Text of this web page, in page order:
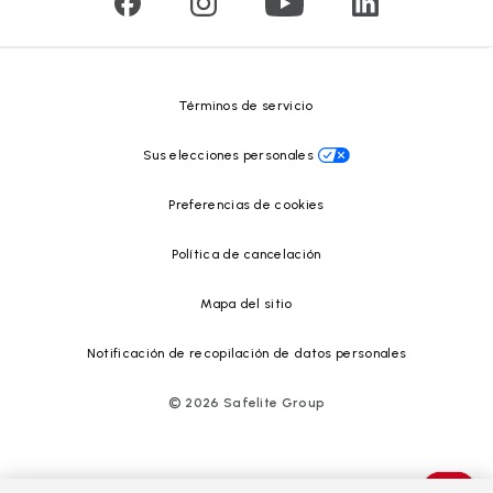
Reciclado de vidrio
Safelite Foundation
Términos de servicio
Sus elecciones personales
Preferencias de cookies
Política de cancelación
Mapa del sitio
Notificación de recopilación de datos personales
© 2026 Safelite Group